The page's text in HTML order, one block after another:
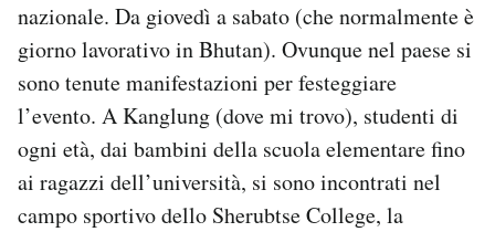
nazionale. Da giovedì a sabato (che normalmente è
giorno lavorativo in Bhutan). Ovunque nel paese si
sono tenute manifestazioni per festeggiare
l’evento. A Kanglung (dove mi trovo), studenti di
ogni età, dai bambini della scuola elementare fino
ai ragazzi dell’università, si sono incontrati nel
campo sportivo dello Sherubtse College, la